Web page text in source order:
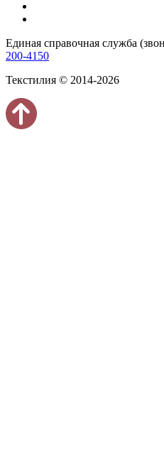
Единая справочная служба
200-4150
Текстилия © 2014-2026